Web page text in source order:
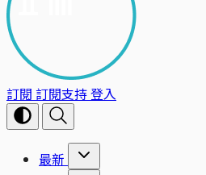
訂閱 訂閱支持登入
最新